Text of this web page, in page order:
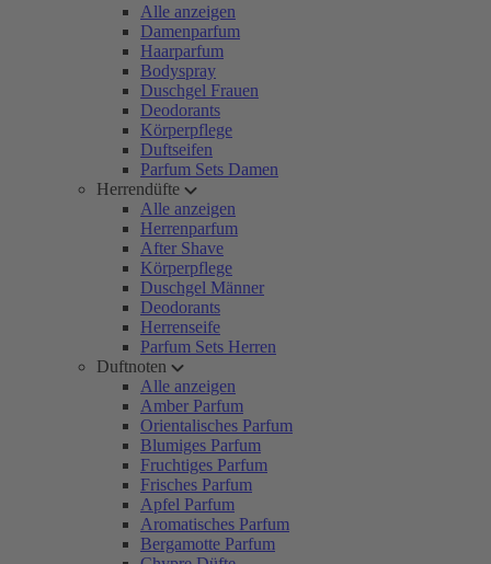
Alle anzeigen
Damenparfum
Haarparfum
Bodyspray
Duschgel Frauen
Deodorants
Körperpflege
Duftseifen
Parfum Sets Damen
Herrendüfte
Alle anzeigen
Herrenparfum
After Shave
Körperpflege
Duschgel Männer
Deodorants
Herrenseife
Parfum Sets Herren
Duftnoten
Alle anzeigen
Amber Parfum
Orientalisches Parfum
Blumiges Parfum
Fruchtiges Parfum
Frisches Parfum
Apfel Parfum
Aromatisches Parfum
Bergamotte Parfum